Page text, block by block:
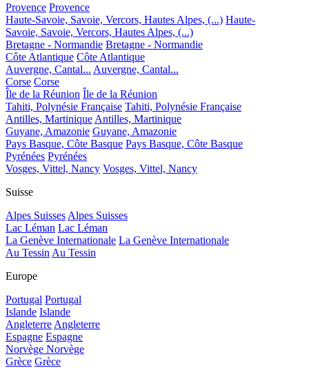
Provence Provence
Haute-Savoie, Savoie, Vercors, Hautes Alpes, (...) Haute-
Savoie, Savoie, Vercors, Hautes Alpes, (...)
Bretagne - Normandie Bretagne - Normandie
Côte Atlantique Côte Atlantique
Auvergne, Cantal... Auvergne, Cantal...
Corse Corse
Île de la Réunion Île de la Réunion
Tahiti, Polynésie Française Tahiti, Polynésie Française
Antilles, Martinique Antilles, Martinique
Guyane, Amazonie Guyane, Amazonie
Pays Basque, Côte Basque Pays Basque, Côte Basque
Pyrénées Pyrénées
Vosges, Vittel, Nancy Vosges, Vittel, Nancy
Suisse
Alpes Suisses Alpes Suisses
Lac Léman Lac Léman
La Genève Internationale La Genève Internationale
Au Tessin Au Tessin
Europe
Portugal Portugal
Islande Islande
Angleterre Angleterre
Espagne Espagne
Norvège Norvège
Grèce Grèce